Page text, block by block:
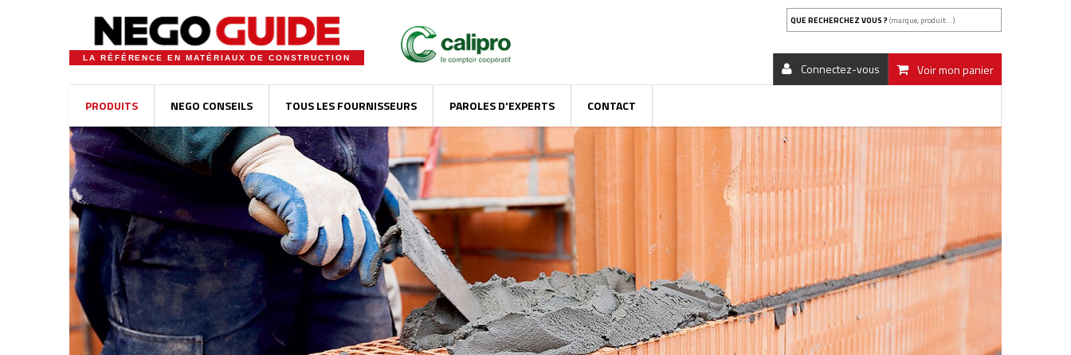
LA RÉFÉRENCE EN MATÉRIAUX DE CONSTRUCTION
QUE RECHERCHEZ VOUS ? (marque, produit...)
Voir mon panier
Connectez-vous
PRODUITS NEGO CONSEILS TOUS LES FOURNISSEURS PAROLES D'EXPERTS CONTACT